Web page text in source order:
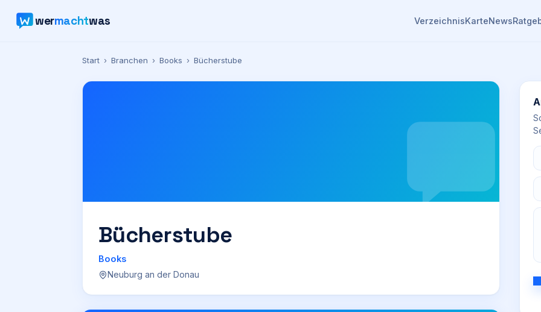
wermachtwas VerzeichnisKarteNews
Start › Branchen › Books › Bücherstube
Bücherstube
Books
Neuburg an der Donau